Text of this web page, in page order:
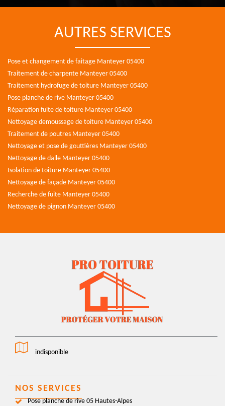
AUTRES SERVICES
Pose et changement de faitage Manteyer 05400
Traitement de charpente Manteyer 05400
Traitement hydrofuge de toiture Manteyer 05400
Pose planche de rive Manteyer 05400
Réparation fuite de toiture Manteyer 05400
Nettoyage demoussage de toiture Manteyer 05400
Traitement de poutres Manteyer 05400
Nettoyage et pose de gouttières Manteyer 05400
Nettoyage de dalle Manteyer 05400
Isolation de toiture Manteyer 05400
Nettoyage de façade Manteyer 05400
Recherche de fuite Manteyer 05400
Nettoyage de pignon Manteyer 05400
indisponible
NOS SERVICES
Pose planche de rive 05 Hautes-Alpes